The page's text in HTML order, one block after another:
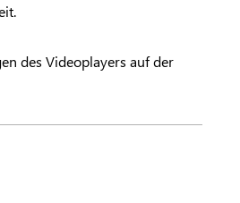
des Videoplayers auf der